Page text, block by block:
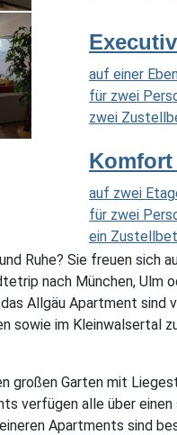
auf einer
für zwei
zwei
Komfort
auf zwei
für zwei
ein
Ruhe? Sie freuen sich
nach München, Ulm
Allgäu Apartment sind
sowie im Kleinwalsertal
großen Garten mit
verfügen alle über
Apartments sind